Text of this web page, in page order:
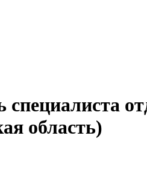
область)